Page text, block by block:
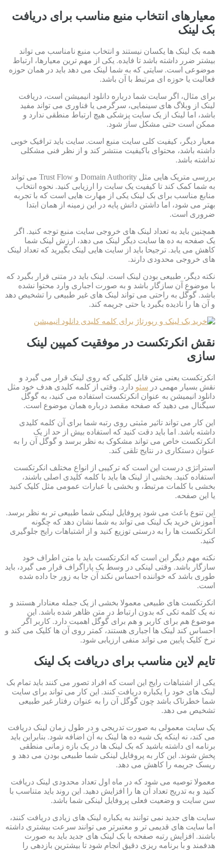
معیارهای انتخاب منبع مناسب برای دریافت
بک لینک
همه بک لینک ها یکسان نیستند و انتخاب منبع نامناسب می تواند
بیشتر ضرر داشته باشد تا فایده. یکی از مهم ترین معیارها، ارتباط
موضوعی است. سایتی که به شما لینک می دهد باید در همان حوزه
فعالیت یا حوزه ای مرتبط با آن باشد.
برای مثال، اگر سایت شما درباره دانلود انیمیشن است، دریافت
لینک از وبلاگ های سینمایی، سرگرمی یا فناوری می تواند مفید
باشد، اما لینک از یک سایت پزشکی هیچ ارتباط منطقی ندارد و
ممکن است حتی مشکل ساز شود.
معیار دیگر، کیفیت کلی سایت منبع است. سایت باید ترافیک خوبی
داشته باشد، محتوای باکیفیت منتشر کند و از نظر فنی مشکلی
نداشته باشد.
بررسی متریک هایی مثل Domain Authority و Trust Flow می تواند
به شما کمک کند تا کیفیت یک سایت را ارزیابی کنید. نحوه انتخاب
منابع مناسب برای بک لینک یکی از مهارت هایی است که با تجربه
بهتر می شود، اما داشتن دانش پایه در این زمینه از همان ابتدا
ضروری است.
همچنین باید به تعداد لینک های خروجی سایت منبع توجه کنید. اگر
یک صفحه به ده ها سایت دیگر لینک می دهد، ارزش لینک شما
کاهش می یابد. ترجیحا باید از سایت هایی لینک بگیرید که تعداد لینک
های خروجی محدودی دارند.
نکته دیگر، طبیعی بودن لینک است. لینک باید در متنی قرار بگیرد که
با موضوع آن سازگار باشد و به صورت اجباری وارد محتوا نشده
باشد. گوگل به راحتی می تواند لینک های غیر طبیعی را تشخیص دهد
و آن ها را نادیده بگیرد یا حتی جریمه کند.
نقش انکرتکست در موفقیت کمپین لینک
سازی
انکرتکست یعنی متن قابل کلیکی که روی لینک قرار می گیرد و
نقش بسیار مهمی در سئو دارد. وقتی از کلمه کلیدی هدف خود مثل
دانلود انیمیشن به عنوان انکرتکست استفاده می کنید، به گوگل
سیگنال می دهید که صفحه مقصد درباره همان موضوع است.
این کار می تواند تاثیر مثبتی روی رتبه شما برای آن کلمه کلیدی
داشته باشد. اما باید دقت کنید که استفاده بیش از حد از یک
انکرتکست خاص می تواند مشکوک به نظر برسد و گوگل آن را به
عنوان دستکاری در نتایج تلقی کند.
استراتژی درست این است که ترکیبی از انواع مختلف انکرتکست
استفاده کنید. بخشی از لینک ها باید با کلمه کلیدی اصلی باشند،
بخشی با کلمات مرتبط، و بخشی با عبارات عمومی مثل کلیک کنید
یا این صفحه.
این تنوع باعث می شود پروفایل لینکی شما طبیعی تر به نظر برسد.
آموزش خرید بک لینک می تواند به شما نشان دهد که چگونه
انکرتکست ها را به درستی توزیع کنید و از اشتباهات رایج جلوگیری
کنید.
نکته مهم دیگر این است که انکرتکست باید با متن اطراف خود
سازگار باشد. وقتی لینکی در وسط یک پاراگراف قرار می گیرد، باید
طوری باشد که خواننده احساس نکند آن جا به زور جا داده شده
است.
انکرتکست های طبیعی معمولا بخشی از یک جمله معنادار هستند و
نه یک کلمه تکی که بدون ارتباط در متن ظاهر شده باشد. این
موضوع هم برای کاربر و هم برای گوگل اهمیت دارد. کاربر اگر
احساس کند لینک ها اجباری هستند، کمتر روی آن ها کلیک می کند و
نرخ کلیک پایین می تواند منفی ارزیابی شود.
تایم لاین مناسب برای دریافت بک لینک
یکی از اشتباهات رایج این است که افراد تصور می کنند باید تمام بک
لینک های خود را یکباره دریافت کنند. این کار می تواند برای سایت
شما خطرناک باشد چون گوگل آن را به عنوان رفتار غیر طبیعی
تشخیص می دهد.
یک سایت معمولی به صورت تدریجی و در طول زمان لینک دریافت
می کند، نه اینکه یک شبه ده ها لینک به آن اضافه شود. بنابراین باید
برنامه ای داشته باشید که بک لینک ها در یک بازه زمانی منطقی
پخش شوند. این کار به پروفایل لینکی شما طبیعی بودن می دهد و
ریسک جریمه را کاهش می دهد.
معمولا توصیه می شود که در ماه اول تعداد محدودی لینک دریافت
کنید و به تدریج تعداد آن ها را افزایش دهید. این روند باید متناسب با
سن سایت و وضعیت فعلی پروفایل لینکی شما باشد.
سایت های جدید نمی توانند به یکباره لینک های زیادی دریافت کنند،
اما سایت های قدیمی تر و معتبرتر می توانند سرعت بیشتری داشته
باشند. افزایش رتبه صفحه با بک لینک های جدید باید به صورت
هدفمند و با برنامه ریزی دقیق انجام شود تا بیشترین بازدهی را